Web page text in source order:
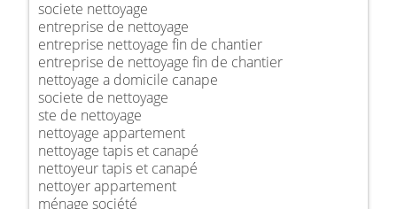
societe nettoyage
entreprise de nettoyage
entreprise nettoyage fin de chantier
entreprise de nettoyage fin de chantier
nettoyage a domicile canape
societe de nettoyage
ste de nettoyage
nettoyage appartement
nettoyage tapis et canapé
nettoyeur tapis et canapé
nettoyer appartement
ménage société